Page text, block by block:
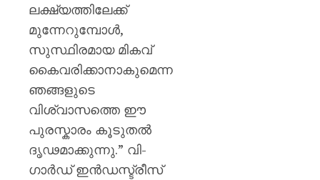
ലക്ഷ്യത്തിലേക്ക്
മുന്നേറുമ്പോൾ,
സുസ്ഥിരമായ മികവ്
കൈവരിക്കാനാകുമെന്ന
ഞങ്ങളുടെ
വിശ്വാസത്തെ ഈ
പുരസ്കാരം കൂടുതൽ
ദൃഢമാക്കുന്നു.” വി-
ഗാര്‍ഡ് ഇന്‍ഡസ്ട്രീസ്